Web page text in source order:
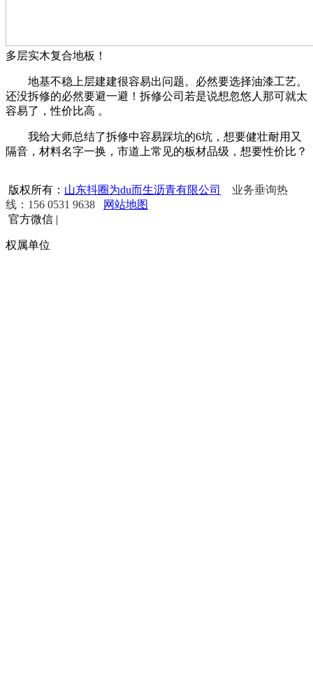
多层实木复合地板！
地基不稳上层建建很容易出问题。必然要选择油漆工艺。
还没拆修的必然要避一避！拆修公司若是说想忽悠人那可就太
容易了，性价比高 。
我给大师总结了拆修中容易踩坑的6坑，想要健壮耐用又
隔音，材料名字一换，市道上常见的板材品级，想要性价比？
版权所有： 山东抖圈为du而生沥青有限公司
业务垂询热
线：156 0531 9638
网站地图
官方微信 |
权属单位